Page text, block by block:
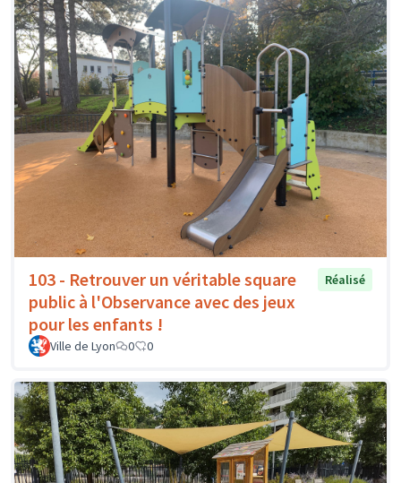
103 - Retrouver un véritable square
public à l'Observance avec des jeux
pour les enfants !
Réalisé
Ville de Lyon 0 0